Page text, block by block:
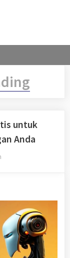
untuk
Anda